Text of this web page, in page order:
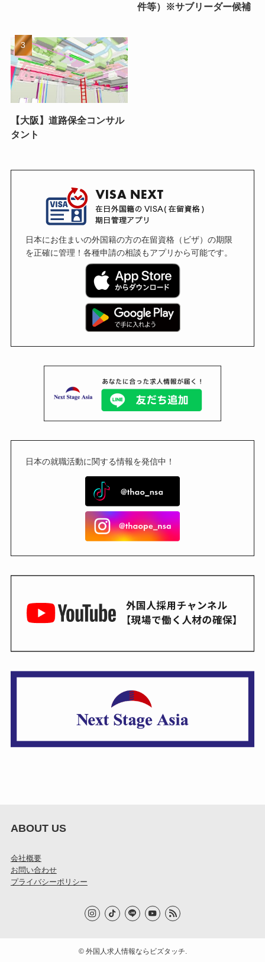
件等）※サブリーダー候補
【大阪】道路保全コンサル
タント
日本にお住まいの外国籍の方の在留資格（ビザ）の期限
を正確に管理！各種申請の相談もアプリから可能です。
日本の就職活動に関する情報を発信中！
ABOUT US
会社概要
お問い合わせ
プライバシーポリシー
©外国人求人情報ならビズタッチ.